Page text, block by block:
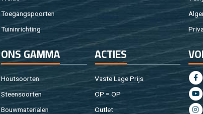
Toe­gangs­poor­ten
Tuin­in­rich­ting
ONS GAMMA
Hout­soor­ten
Steen­soor­ten
Bouw­ma­te­ri­a­len
AC­TIES
Vaste Lage Prijs
OP = OP
Out­let